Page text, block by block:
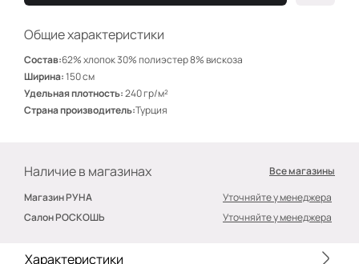
Общие характеристики
Состав:62% хлопок 30% полиэстер 8% вискоза
Ширина:150 см
Удельная плотность:240 гр/м²
Страна производитель:Турция
Наличие в магазинах
Все магазины
Магазин РУНА
Уточняйте у менеджера
Салон РОСКОШЬ
Уточняйте у менеджера
Ментол
Дымка
БВ506
Чёрный
Зелёный
Лимончелло
ваниль
Характеристики